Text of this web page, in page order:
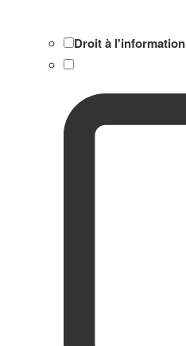
Droit à l'information